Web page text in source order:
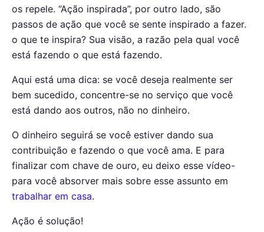
os repele. “Ação inspirada”, por outro lado, são
passos de ação que você se sente inspirado a fazer.
o que te inspira? Sua visão, a razão pela qual você
está fazendo o que está fazendo.
Aqui está uma dica: se você deseja realmente ser
bem sucedido, concentre-se no serviço que você
está dando aos outros, não no dinheiro.
O dinheiro seguirá se você estiver dando sua
contribuição e fazendo o que você ama. E para
finalizar com chave de ouro, eu deixo esse vídeo-
para você absorver mais sobre esse assunto em
trabalhar em casa.
Ação é solução!